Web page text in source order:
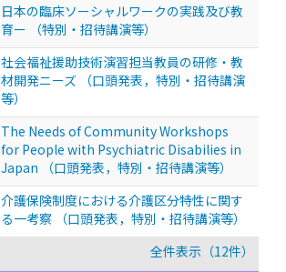
日本の臨床ソーシャルワークの実践及び教
育ー
（特別・招待講演等）
社会福祉援助技術演習担当教員の研修・教
材開発ニーズ
（口頭発表，特別・招待講演
等）
The Needs of Community Workshops
for People with Psychiatric Disabilies in
Japan
（口頭発表，特別・招待講演等）
介護保険制度における介護区分特性に関す
る一考察
（口頭発表，特別・招待講演等）
全件表示（12件）